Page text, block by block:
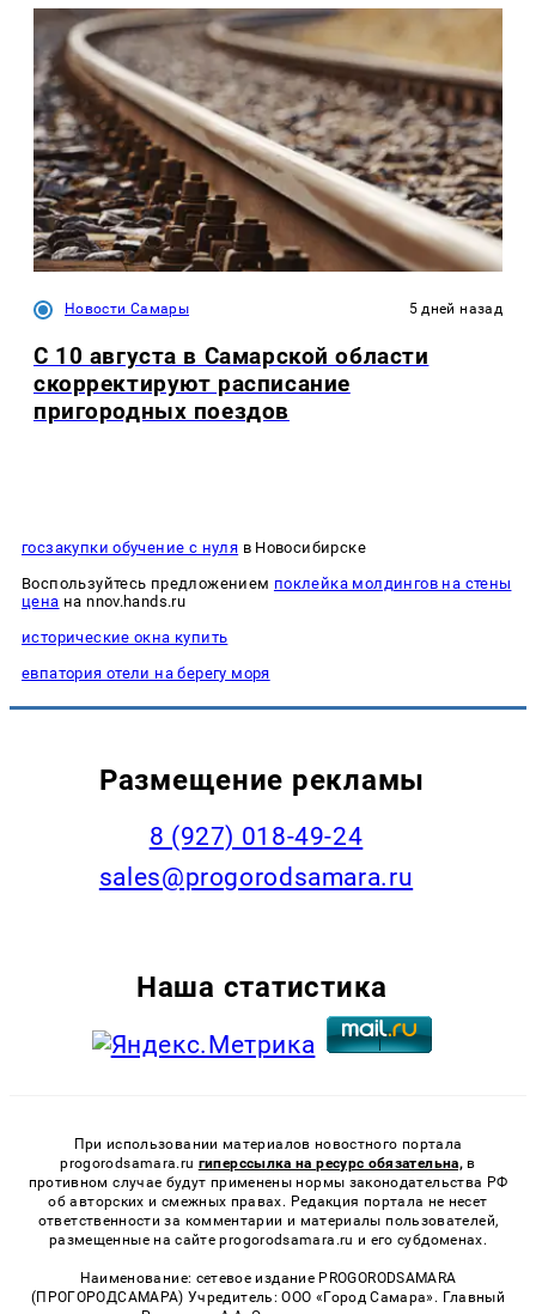
Новости Самары 5 дней назад
С 10 августа в Самарской области
скорректируют расписание
пригородных поездов
госзакупки обучение с нуля в Новосибирске
Воспользуйтесь предложением поклейка молдингов на стены
цена на nnov.hands.ru
исторические окна купить
евпатория отели на берегу моря
Размещение рекламы
8 (927) 018-49-24
sales@progorodsamara.ru
Наша статистика
При использовании материалов новостного портала
progorodsamara.ru гиперссылка на ресурс обязательна, в
противном случае будут применены нормы законодательства РФ
об авторских и смежных правах. Редакция портала не несет
ответственности за комментарии и материалы пользователей,
размещенные на сайте progorodsamara.ru и его субдоменах.
Наименование: сетевое издание PROGORODSAMARA
(ПРОГОРОДСАМАРА) Учредитель: ООО «Город Самара». Главный